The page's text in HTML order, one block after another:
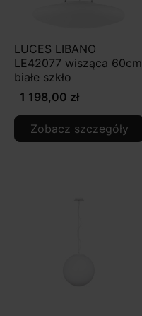
LUCES LIBANO
LE42077 wisząca 60cm
białe szkło
1 198,00 zł
Zobacz szczegóły